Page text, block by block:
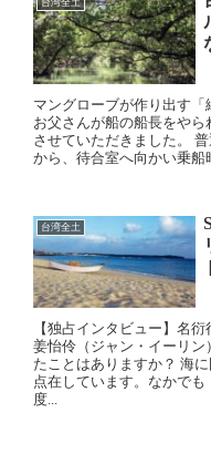
台湾全土
マングローブが作り出す
お父さんが船の船長をや
させていただきました。
から、待合室へ向かい乗船
台湾全土
【独占インタビュー】名
姜怡伶（ジャン・イーリン
たことはありますか？ 海
点在しています。なかで
度...